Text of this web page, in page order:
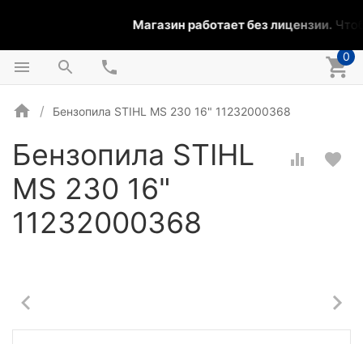
Магазин работает без лицензии.
0
Бензопила STIHL MS 230 16" 11232000368
Бензопила STIHL
MS 230 16"
11232000368